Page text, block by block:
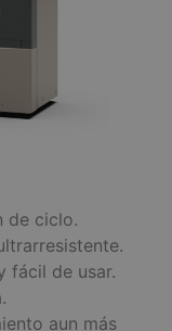
de ciclo.
fácil de usar.
aun más